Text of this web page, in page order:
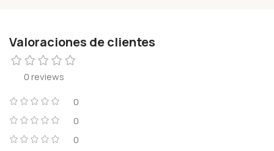
Valoraciones de clientes
0 reviews
0
0
0